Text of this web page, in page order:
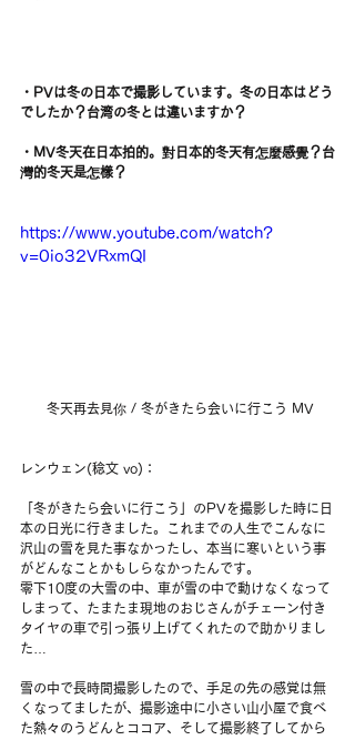
・PVは冬の日本で撮影しています。冬の日本はどう
でしたか？台湾の冬とは違いますか？
・MV冬天在日本拍的。對日本的冬天有怎麼感覺？台
灣的冬天是怎樣？
https://www.youtube.com/watch?
v=0io32VRxmQI
冬天再去見你 / 冬がきたら会いに行こう MV
レンウェン(稔文 vo)：
「冬がきたら会いに行こう」のPVを撮影した時に日
本の日光に行きました。これまでの人生でこんなに
沢山の雪を見た事なかったし、本当に寒いという事
がどんなことかもしらなかったんです。
零下10度の大雪の中、車が雪の中で動けなくなって
しまって、たまたま現地のおじさんがチェーン付き
タイヤの車で引っ張り上げてくれたので助かりまし
た…
雪の中で長時間撮影したので、手足の先の感覚は無
くなってましたが、撮影途中に小さい山小屋で食べ
た熱々のうどんとココア、そして撮影終了してから